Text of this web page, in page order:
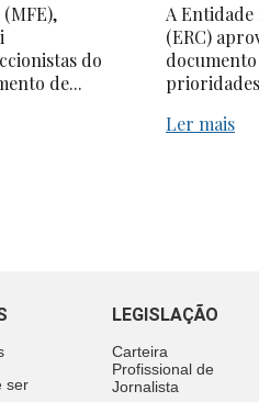
do
de...
A Entidade
(ERC)
Ler mais
ser
LEGISLAÇÃO
Carteira
Profissional de
Jornalista